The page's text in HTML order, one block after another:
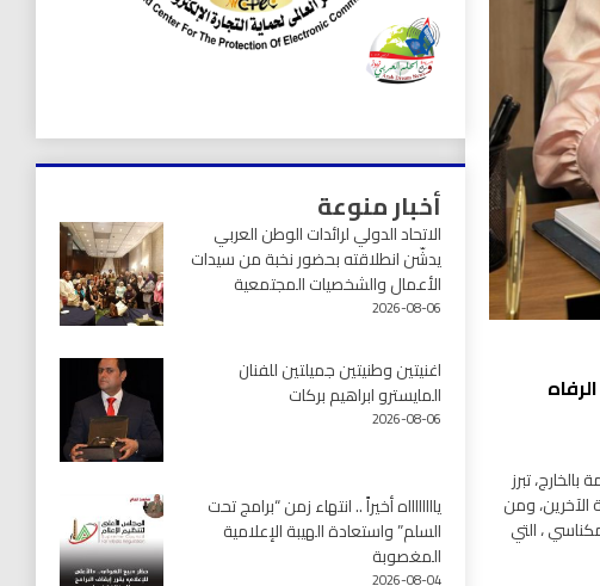
تبرز
ومن
، التي
أخبار منوعة
الاتحاد الدولي لرائدات الوطن العربي
يدشّن انطلاقته بحضور نخبة من سيدات
الأعمال والشخصيات المجتمعية
2026-08-06
اغنيتين وطنيتين جميلتين للفنان
المايسترو ابراهيم بركات
2026-08-06
يااااااااه أخيراً .. انتهاء زمن “برامج تحت
السلم” واستعادة الهيبة الإعلامية
المغصوبة
2026-08-04